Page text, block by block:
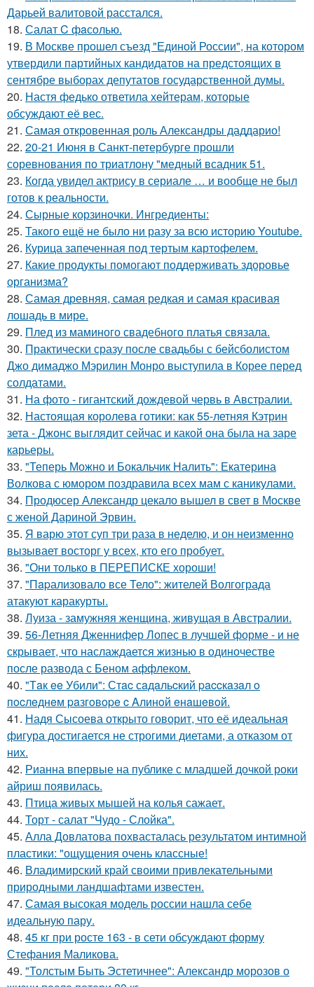
Дарьей валитовой расстался.
18. Салат C фaсoлью.
19. В Москве прошел съезд "Единой России", на котором
утвердили партийных кандидатов на предстоящих в
сентябре выборах депутатов государственной думы.
20. Настя федько ответила хейтерам, которые
обсуждают её вес.
21. Самая откровенная роль Александры даддарио!
22. 20-21 Июня в Санкт-петербурге прошли
соревнования по триатлону "медный всадник 51.
23. Когда увидел актрису в сериале … и вообще не был
готов к реальности.
24. Сырные корзиночки. Ингредиенты:
25. Такого ещё не было ни разу за всю историю Youtube.
26. Курица запеченная под тертым картофелем.
27. Какие продукты помогают поддерживать здоровье
организма?
28. Самая древняя, самая редкая и самая красивая
лошадь в мире.
29. Плед из маминого свадебного платья связала.
30. Практически сразу после свадьбы с бейсболистом
Джо димаджо Мэрилин Монро выступила в Корее перед
солдатами.
31. На фото - гигантский дождевой червь в Австралии.
32. Настоящая королева готики: как 55-летняя Кэтрин
зета - Джонс выглядит сейчас и какой она была на заре
карьеры.
33. "Теперь Можно и Бокальчик Налить": Екатерина
Волкова с юмором поздравила всех мам с каникулами.
34. Продюсер Александр цекало вышел в свет в Москве
с женой Дариной Эрвин.
35. Я варю этот суп три раза в неделю, и он неизменно
вызывает восторг у всех, кто его пробует.
36. "Они только в ПЕРЕПИСКЕ хороши!
37. "Пapализовало все Тело": жителей Волгограда
атакуют каракурты.
38. Луиза - замужняя женщина, живущая в Австралии.
39. 56-Летняя Дженнифер Лопес в лучшей форме - и не
скрывает, что наслаждается жизнью в одиночестве
после развода с Беном аффлеком.
40. "Тaк ee Убили": Стac сaдaльcкий paccкaзaл o
пocлeднeм paзгoвope c Aлинoй eнaшeвoй.
41. Надя Сысоева открыто говорит, что её идеальная
фигура достигается не строгими диетами, а отказом от
них.
42. Рианна впервые на публике с младшей дочкой роки
айриш появилась.
43. Птица живых мышей на колья сажает.
44. Торт - салат "Чудо - Слойка".
45. Алла Довлатова похвасталась результатом интимной
пластики: "ощущения очень классные!
46. Владимирский край своими привлекательными
природными ландшафтами известен.
47. Самая высокая модель россии нашла себе
идеальную пару.
48. 45 кг при росте 163 - в сети обсуждают форму
Стефания Маликова.
49. "Толстым Быть Эстетичнее": Александр морозов о